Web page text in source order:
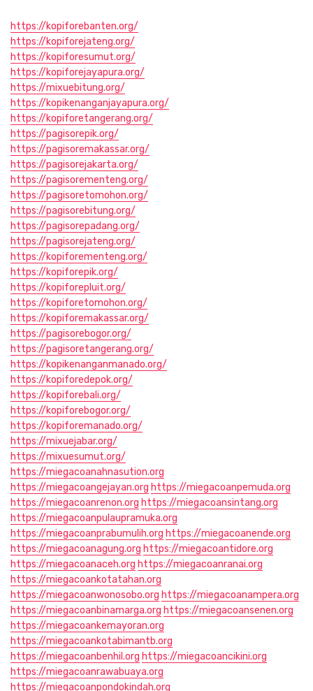
https://kopiforebanten.org/
https://kopiforejateng.org/
https://kopiforesumut.org/
https://kopiforejayapura.org/
https://mixuebitung.org/
https://kopikenanganjayapura.org/
https://kopiforetangerang.org/
https://pagisorepik.org/
https://pagisoremakassar.org/
https://pagisorejakarta.org/
https://pagisorementeng.org/
https://pagisoretomohon.org/
https://pagisorebitung.org/
https://pagisorepadang.org/
https://pagisorejateng.org/
https://kopiforementeng.org/
https://kopiforepik.org/
https://kopiforepluit.org/
https://kopiforetomohon.org/
https://kopiforemakassar.org/
https://pagisorebogor.org/
https://pagisoretangerang.org/
https://kopikenanganmanado.org/
https://kopiforedepok.org/
https://kopiforebali.org/
https://kopiforebogor.org/
https://kopiforemanado.org/
https://mixuejabar.org/
https://mixuesumut.org/
https://miegacoanahnasution.org
https://miegacoangejayan.org https://miegacoanpemuda.org
https://miegacoanrenon.org https://miegacoansintang.org
https://miegacoanpulaupramuka.org
https://miegacoanprabumulih.org https://miegacoanende.org
https://miegacoanagung.org https://miegacoantidore.org
https://miegacoanaceh.org https://miegacoanranai.org
https://miegacoankotatahan.org
https://miegacoanwonosobo.org https://miegacoanampera.org
https://miegacoanbinamarga.org https://miegacoansenen.org
https://miegacoankemayoran.org
https://miegacoankotabimantb.org
https://miegacoanbenhil.org https://miegacoancikini.org
https://miegacoanrawabuaya.org
https://miegacoanpondokindah.org